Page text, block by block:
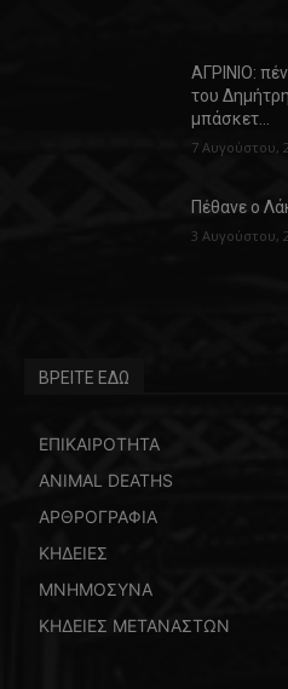
ΑΓΡΙΝΙΟ:
του
μπάσκετ…
7 Αυγούστου,
Πέθανε ο
3 Αυγούστου,
ΒΡΕΙΤΕ ΕΔΩ
ΕΠΙΚΑΙΡΟΤΗΤΑ
ANIMAL DEATHS
ΑΡΘΡΟΓΡΑΦΙΑ
ΚΗΔΕΙΕΣ
ΜΝΗΜΟΣΥΝΑ
ΚΗΔΕΙΕΣ ΜΕΤΑΝΑΣΤΩΝ